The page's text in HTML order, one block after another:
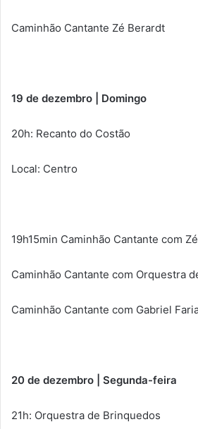
Caminhão Cantante Zé Berardt
19 de dezembro | Domingo
20h: Recanto do Costão
Local: Centro
19h15min Caminhão Cantante com
Caminhão Cantante com Orquestra
Caminhão Cantante com Gabriel
20 de dezembro | Segunda-feira
21h: Orquestra de Brinquedos